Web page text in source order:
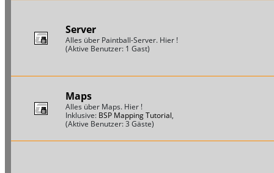
Server
Alles über Paintball-Server. Hier !
(Aktive Benutzer: 1 Gast)
Maps
Alles über Maps. Hier !
Inklusive: BSP Mapping Tutorial,
(Aktive Benutzer: 3 Gäste)